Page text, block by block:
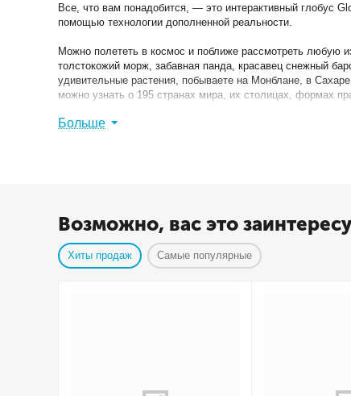
Все, что вам понадобится, — это интерактивный глобус
помощью технологии дополненной реальности.
Можно полететь в космос и поближе рассмотреть любую
толстокожий морж, забавная панда, красавец снежный
удивительные растения, побываете на Монблане, в
можно узнать о 195 странах мира, их столицах, формах
А благодаря добавленным функциям виртуальной
ВАЖНО! Приложение IQ Globe не содержит рекламы и без
Больше
Возможно, вас это
Хиты продаж Самые популярные